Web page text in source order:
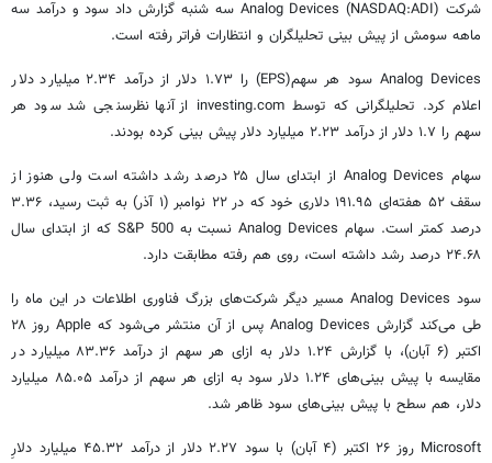
شرکت Analog Devices (NASDAQ:ADI) سه شنبه گزارش داد سود و درآمد سه
ماهه سومش از پیش بینی تحلیلگران و انتظارات فراتر رفته است.
Analog Devices سود هر سهم(EPS) را ۱.۷۳ دلار از درآمد ۲.۳۴ میلیارد دلار
اعلام کرد. تحلیلگرانی که توسط investing.com از آنها نظرسنجی شد سود هر
سهم را ۱.۷ دلار از درآمد ۲.۲۳ میلیارد دلار پیش بینی کرده بودند.
سهام Analog Devices از ابتدای سال ۲۵ درصد رشد داشته است ولی هنوز از
سقف ۵۲ هفته‌ای ۱۹۱.۹۵ دلاری خود که در ۲۲ نوامبر (۱ آذر) به ثبت رسید، ۳.۳۶
درصد کمتر است. سهام Analog Devices نسبت به S&P 500 که از ابتدای سال
۲۴.۶۸ درصد رشد داشته است، روی هم رفته مطابقت دارد.
سود Analog Devices مسیر دیگر شرکت‌های بزرگ فناوری اطلاعات در این ماه را
طی می‌کند گزارش Analog Devices پس از آن منتشر می‌شود که Apple روز ۲۸
اکتبر (۶ آبان)، با گزارش ۱.۲۴ دلار به ازای هر سهم از درآمد ۸۳.۳۶ میلیارد در
مقایسه با پیش بینی‌های ۱.۲۴ دلار سود به ازای هر سهم از درآمد ۸۵.۰۵ میلیارد
دلار، هم سطح با پیش بینی‌های سود ظاهر شد.
Microsoft روز ۲۶ اکتبر (۴ آبان) با سود ۲.۲۷ دلار از درآمد ۴۵.۳۲ میلیارد دلارِ